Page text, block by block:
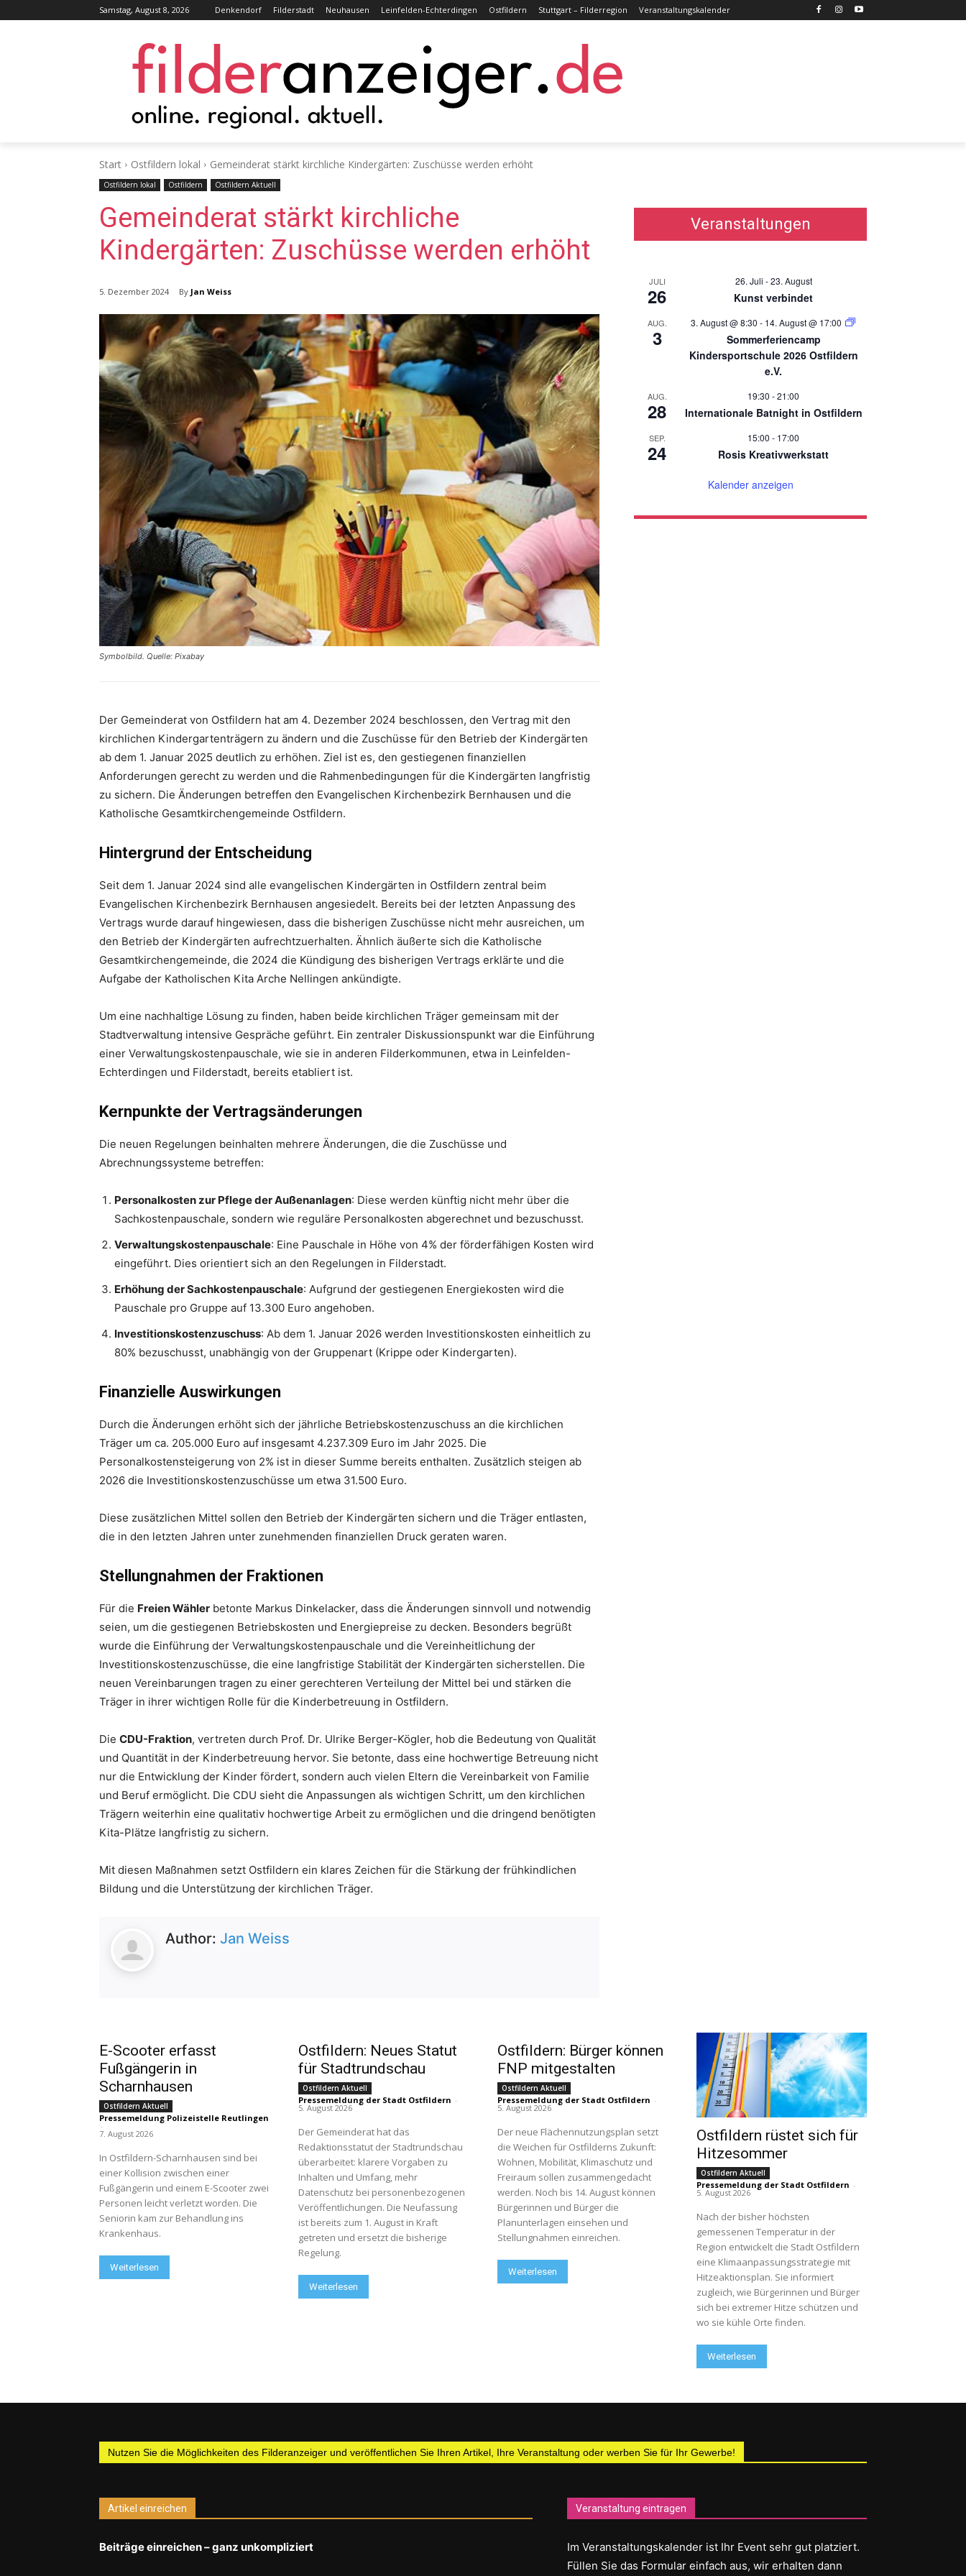
Samstag, August 8, 2026 Denkendorf Filderstadt Neuhausen Leinfelden-Echterdingen Ostfildern Stuttgart – Filderregion Veranstaltungskalender
Start Ostfildern lokal Gemeinderat stärkt kirchliche Kindergärten: Zuschüsse werden erhöht
Ostfildern lokal Ostfildern Ostfildern Aktuell
Gemeinderat stärkt kirchliche
Kindergärten: Zuschüsse werden erhöht
5. Dezember 2024 By Jan Weiss
Symbolbild. Quelle: Pixabay
Der Gemeinderat von Ostfildern hat am 4. Dezember 2024 beschlossen, den Vertrag mit den
kirchlichen Kindergartenträgern zu ändern und die Zuschüsse für den Betrieb der Kindergärten
ab dem 1. Januar 2025 deutlich zu erhöhen. Ziel ist es, den gestiegenen finanziellen
Anforderungen gerecht zu werden und die Rahmenbedingungen für die Kindergärten langfristig
zu sichern. Die Änderungen betreffen den Evangelischen Kirchenbezirk Bernhausen und die
Katholische Gesamtkirchengemeinde Ostfildern.
Hintergrund der Entscheidung
Seit dem 1. Januar 2024 sind alle evangelischen Kindergärten in Ostfildern zentral beim
Evangelischen Kirchenbezirk Bernhausen angesiedelt. Bereits bei der letzten Anpassung des
Vertrags wurde darauf hingewiesen, dass die bisherigen Zuschüsse nicht mehr ausreichen, um
den Betrieb der Kindergärten aufrechtzuerhalten. Ähnlich äußerte sich die Katholische
Gesamtkirchengemeinde, die 2024 die Kündigung des bisherigen Vertrags erklärte und die
Aufgabe der Katholischen Kita Arche Nellingen ankündigte.
Um eine nachhaltige Lösung zu finden, haben beide kirchlichen Träger gemeinsam mit der
Stadtverwaltung intensive Gespräche geführt. Ein zentraler Diskussionspunkt war die Einführung
einer Verwaltungskostenpauschale, wie sie in anderen Filderkommunen, etwa in Leinfelden-
Echterdingen und Filderstadt, bereits etabliert ist.
Kernpunkte der Vertragsänderungen
Die neuen Regelungen beinhalten mehrere Änderungen, die die Zuschüsse und
Abrechnungssysteme betreffen:
Personalkosten zur Pflege der Außenanlagen: Diese werden künftig nicht mehr über die
Sachkostenpauschale, sondern wie reguläre Personalkosten abgerechnet und bezuschusst.
Verwaltungskostenpauschale: Eine Pauschale in Höhe von 4% der förderfähigen Kosten wird
eingeführt. Dies orientiert sich an den Regelungen in Filderstadt.
Erhöhung der Sachkostenpauschale: Aufgrund der gestiegenen Energiekosten wird die
Pauschale pro Gruppe auf 13.300 Euro angehoben.
Investitionskostenzuschuss: Ab dem 1. Januar 2026 werden Investitionskosten einheitlich zu
80% bezuschusst, unabhängig von der Gruppenart (Krippe oder Kindergarten).
Finanzielle Auswirkungen
Durch die Änderungen erhöht sich der jährliche Betriebskostenzuschuss an die kirchlichen
Träger um ca. 205.000 Euro auf insgesamt 4.237.309 Euro im Jahr 2025. Die
Personalkostensteigerung von 2% ist in dieser Summe bereits enthalten. Zusätzlich steigen ab
2026 die Investitionskostenzuschüsse um etwa 31.500 Euro.
Diese zusätzlichen Mittel sollen den Betrieb der Kindergärten sichern und die Träger entlasten,
die in den letzten Jahren unter zunehmenden finanziellen Druck geraten waren.
Stellungnahmen der Fraktionen
Für die Freien Wähler betonte Markus Dinkelacker, dass die Änderungen sinnvoll und notwendig
seien, um die gestiegenen Betriebskosten und Energiepreise zu decken. Besonders begrüßt
wurde die Einführung der Verwaltungskostenpauschale und die Vereinheitlichung der
Investitionskostenzuschüsse, die eine langfristige Stabilität der Kindergärten sicherstellen. Die
neuen Vereinbarungen tragen zu einer gerechteren Verteilung der Mittel bei und stärken die
Träger in ihrer wichtigen Rolle für die Kinderbetreuung in Ostfildern.
Die CDU-Fraktion, vertreten durch Prof. Dr. Ulrike Berger-Kögler, hob die Bedeutung von Qualität
und Quantität in der Kinderbetreuung hervor. Sie betonte, dass eine hochwertige Betreuung nicht
nur die Entwicklung der Kinder fördert, sondern auch vielen Eltern die Vereinbarkeit von Familie
und Beruf ermöglicht. Die CDU sieht die Anpassungen als wichtigen Schritt, um den kirchlichen
Trägern weiterhin eine qualitativ hochwertige Arbeit zu ermöglichen und die dringend benötigten
Kita-Plätze langfristig zu sichern.
Mit diesen Maßnahmen setzt Ostfildern ein klares Zeichen für die Stärkung der frühkindlichen
Bildung und die Unterstützung der kirchlichen Träger.
Author: Jan Weiss
Veranstaltungen
JULI
26
26. Juli -23. August
Kunst verbindet
AUG.
3
3. August @ 8:30 - 14. August @ 17:00
Sommerferiencamp
Kindersportschule 2026 Ostfildern
e.V.
AUG.
28
19:30 -21:00
Internationale Batnight in Ostfildern
SEP.
24
15:00 - 17:00
Rosis Kreativwerkstatt
Kalender anzeigen
E-Scooter erfasst
Fußgängerin in
Scharnhausen
Ostfildern Aktuell
Pressemeldung Polizeistelle Reutlingen
-
7. August 2026
In Ostfildern-Scharnhausen sind bei
einer Kollision zwischen einer
Fußgängerin und einem E-Scooter zwei
Personen leicht verletzt worden. Die
Seniorin kam zur Behandlung ins
Krankenhaus.
Weiterlesen
Ostfildern: Neues Statut
für Stadtrundschau
Ostfildern Aktuell
Pressemeldung der Stadt Ostfildern -
5. August 2026
Der Gemeinderat hat das
Redaktionsstatut der Stadtrundschau
überarbeitet: klarere Vorgaben zu
Inhalten und Umfang, mehr
Datenschutz bei personenbezogenen
Veröffentlichungen. Die Neufassung
ist bereits zum 1. August in Kraft
getreten und ersetzt die bisherige
Regelung.
Weiterlesen
Ostfildern: Bürger können
FNP mitgestalten
Ostfildern Aktuell
Pressemeldung der Stadt Ostfildern -
5. August 2026
Der neue Flächennutzungsplan setzt
die Weichen für Ostfilderns Zukunft:
Wohnen, Mobilität, Klimaschutz und
Freiraum sollen zusammengedacht
werden. Noch bis 14. August können
Bürgerinnen und Bürger die
Planunterlagen einsehen und
Stellungnahmen einreichen.
Weiterlesen
Ostfildern rüstet sich für
Hitzesommer
Ostfildern Aktuell
Pressemeldung der Stadt Ostfildern -
5. August 2026
Nach der bisher höchsten
gemessenen Temperatur in der
Region entwickelt die Stadt Ostfildern
eine Klimaanpassungsstrategie mit
Hitzeaktionsplan. Sie informiert
zugleich, wie Bürgerinnen und Bürger
sich bei extremer Hitze schützen und
wo sie kühle Orte finden.
Weiterlesen
Nutzen Sie die Möglichkeiten des Filderanzeiger und veröffentlichen Sie Ihren Artikel, Ihre Veranstaltung oder werben Sie für Ihr Gewerbe!
Artikel einreichen
Beiträge einreichen – ganz unkompliziert
Veranstaltung eintragen
Im Veranstaltungskalender ist Ihr Event sehr gut platziert.
Füllen Sie das Formular einfach aus, wir erhalten dann